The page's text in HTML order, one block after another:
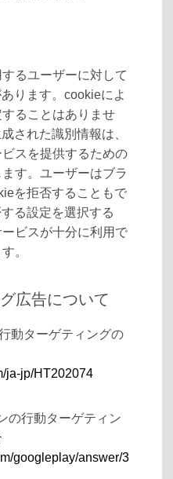
るユーザーに対して
ります。cookieによ
ることはありませ
された識別情報は、
スを提供するための
す。ユーザーはブラ
を拒否することもで
る設定を選択する
ビスが十分に利用で
。
広告について
動ターゲティングの
ja-jp/HT202074
の行動ターゲティン
googleplay/answer/3